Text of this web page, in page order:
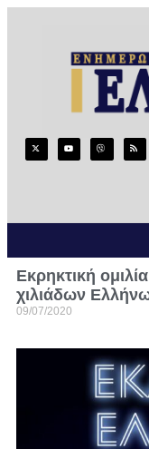
Eκρηκτική
χιλιάδων
09/07/2020